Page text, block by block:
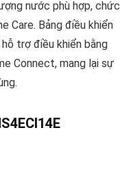
nước phù hợp, chức
Care. Bảng điều khiển
trợ điều khiển bằng
Connect, mang lại sự